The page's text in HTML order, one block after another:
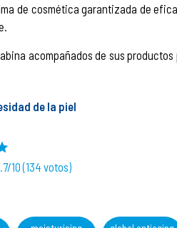
de cosmética garantizada de
acompañados de sus
de la piel
10 (134 votos)